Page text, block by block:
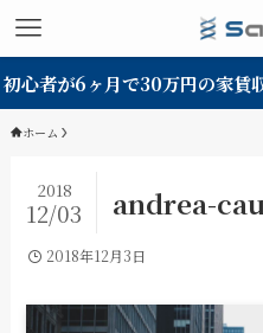
初心者が6ヶ月で30万円の家賃
ホーム
andrea-
2018
12/03
2018年12月3日